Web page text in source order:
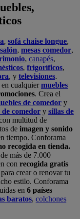
, sofá chaise longue,
, mesas comedor,
, canapés,
, frigoríficos,
, y televisiones.
en cualquiermuebles
. Crea el
de comedor y
de comedor y sillas de
multitud de
de imagen y sonido
tiempo. Conforama
recogida en tienda.
más de 7.000
con recogida gratis
crear o renovar tu
estilo. Conforama
en 6 países
baratos, colchones